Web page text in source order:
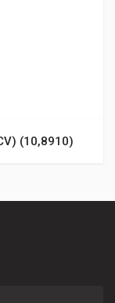
(10,8910)